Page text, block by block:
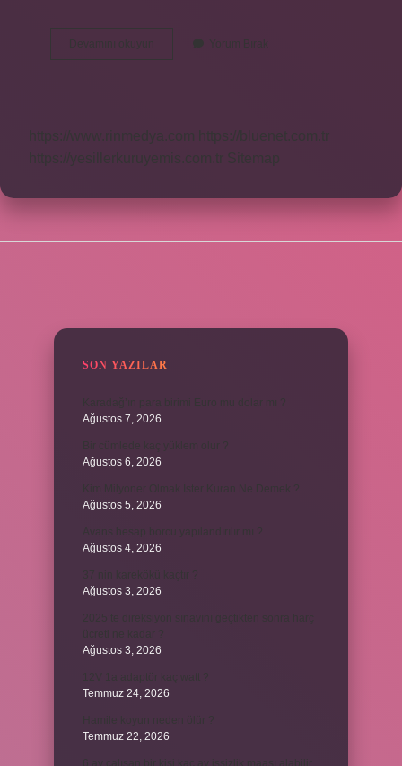
Devamını okuyun
Sabotaj
Yorum Bırak
https://www.rinmedya.com
https://bluenet.com.tr
https://yesillerkuruyemis.com.tr Sitemap
SON YAZILAR
Ağustos 7, 2026
Ağustos 6, 2026
Ağustos 5, 2026
Ağustos 4, 2026
Ağustos 3, 2026
Ağustos 3, 2026
Temmuz 24, 2026
Temmuz 22, 2026